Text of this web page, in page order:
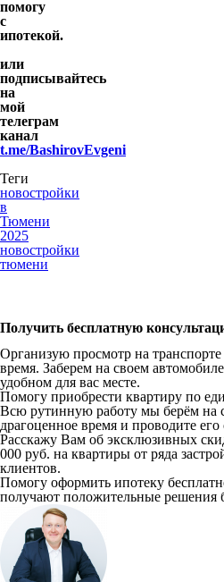
помогу
с
ипотекой.
или
подписывайтесь
на
мой
телеграм
канал
t.me/BashirovEvgeni
Теги
новостройки
в
Тюмени
2025
новостройки
тюмени
Получить бесплатную
Организую просмотр на
время. Заберем на своем
удобном для вас месте.
Помогу приобрести квартиру по
Всю рутинную работу мы берём на
драгоценное время и проводите его
Расскажу Вам об эксклюзивных
000 руб. на квартиры от ряда
клиентов.
Помогу оформить ипотеку
получают положительные решения